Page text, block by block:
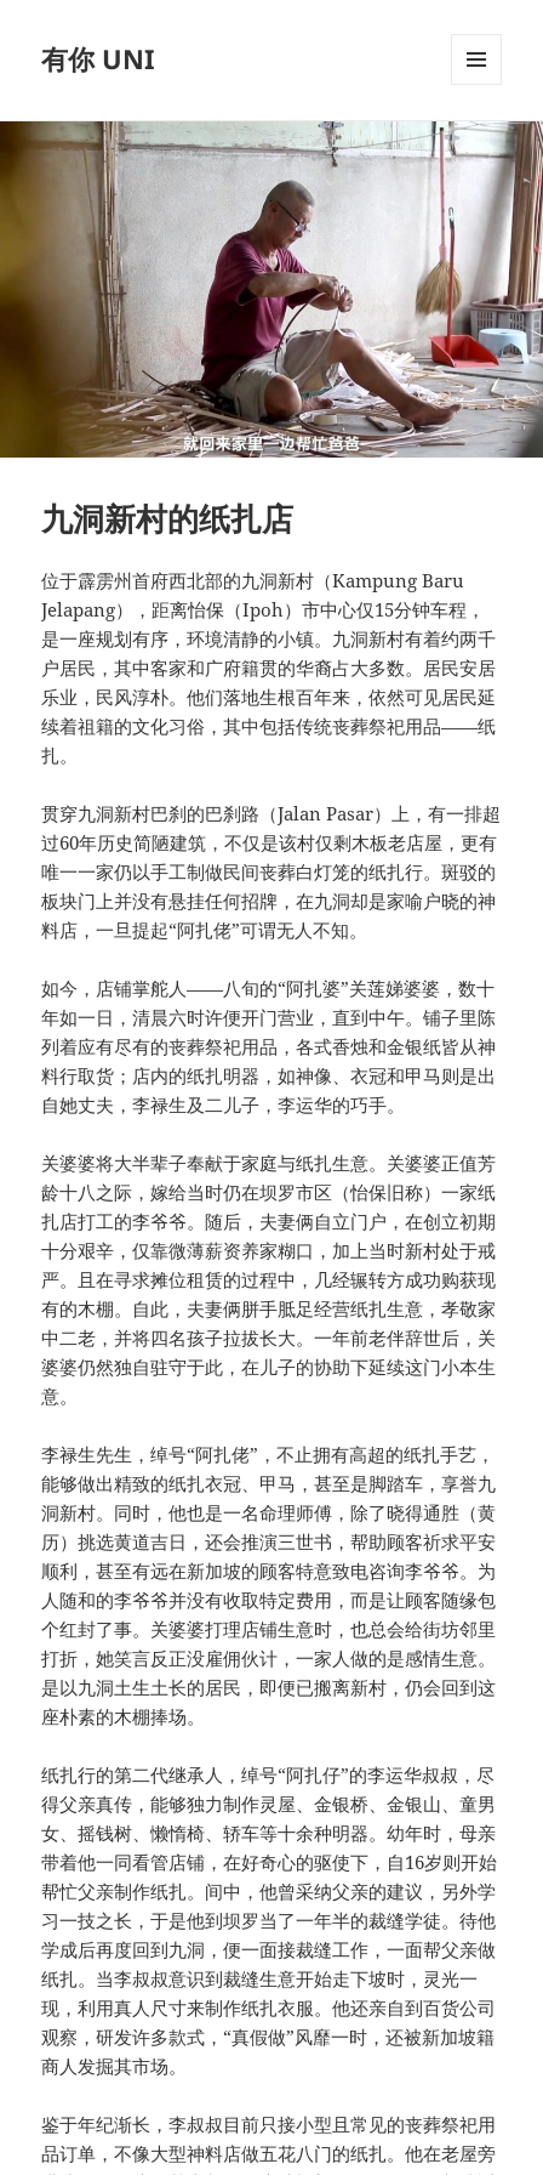
有你 UNI
WIDGETS
九洞新村的纸扎店
位于霹雳州首府西北部的九洞新村（Kampung Baru
Jelapang），距离怡保（Ipoh）市中心仅15分钟车程，
是一座规划有序，环境清静的小镇。九洞新村有着约两千
户居民，其中客家和广府籍贯的华裔占大多数。居民安居
乐业，民风淳朴。他们落地生根百年来，依然可见居民延
续着祖籍的文化习俗，其中包括传统丧葬祭祀用品——纸
扎。
贯穿九洞新村巴刹的巴刹路（Jalan Pasar）上，有一排超
过60年历史简陋建筑，不仅是该村仅剩木板老店屋，更有
唯一一家仍以手工制做民间丧葬白灯笼的纸扎行。斑驳的
板块门上并没有悬挂任何招牌，在九洞却是家喻户晓的神
料店，一旦提起“阿扎佬”可谓无人不知。
如今，店铺掌舵人——八旬的“阿扎婆”关莲娣婆婆，数十
年如一日，清晨六时许便开门营业，直到中午。铺子里陈
列着应有尽有的丧葬祭祀用品，各式香烛和金银纸皆从神
料行取货；店内的纸扎明器，如神像、衣冠和甲马则是出
自她丈夫，李禄生及二儿子，李运华的巧手。
关婆婆将大半辈子奉献于家庭与纸扎生意。关婆婆正值芳
龄十八之际，嫁给当时仍在坝罗市区（怡保旧称）一家纸
扎店打工的李爷爷。随后，夫妻俩自立门户，在创立初期
十分艰辛，仅靠微薄薪资养家糊口，加上当时新村处于戒
严。且在寻求摊位租赁的过程中，几经辗转方成功购获现
有的木棚。自此，夫妻俩胼手胝足经营纸扎生意，孝敬家
中二老，并将四名孩子拉拔长大。一年前老伴辞世后，关
婆婆仍然独自驻守于此，在儿子的协助下延续这门小本生
意。
李禄生先生，绰号“阿扎佬”，不止拥有高超的纸扎手艺，
能够做出精致的纸扎衣冠、甲马，甚至是脚踏车，享誉九
洞新村。同时，他也是一名命理师傅，除了晓得通胜（黄
历）挑选黄道吉日，还会推演三世书，帮助顾客祈求平安
顺利，甚至有远在新加坡的顾客特意致电咨询李爷爷。为
人随和的李爷爷并没有收取特定费用，而是让顾客随缘包
个红封了事。关婆婆打理店铺生意时，也总会给街坊邻里
打折，她笑言反正没雇佣伙计，一家人做的是感情生意。
是以九洞土生土长的居民，即便已搬离新村，仍会回到这
座朴素的木棚捧场。
纸扎行的第二代继承人，绰号“阿扎仔”的李运华叔叔，尽
得父亲真传，能够独力制作灵屋、金银桥、金银山、童男
女、摇钱树、懒惰椅、轿车等十余种明器。幼年时，母亲
带着他一同看管店铺，在好奇心的驱使下，自16岁则开始
帮忙父亲制作纸扎。间中，他曾采纳父亲的建议，另外学
习一技之长，于是他到坝罗当了一年半的裁缝学徒。待他
学成后再度回到九洞，便一面接裁缝工作，一面帮父亲做
纸扎。当李叔叔意识到裁缝生意开始走下坡时，灵光一
现，利用真人尺寸来制作纸扎衣服。他还亲自到百货公司
观察，研发许多款式，“真假做”风靡一时，还被新加坡籍
商人发掘其市场。
鉴于年纪渐长，李叔叔目前只接小型且常见的丧葬祭祀用
品订单，不像大型神料店做五花八门的纸扎。他在老屋旁